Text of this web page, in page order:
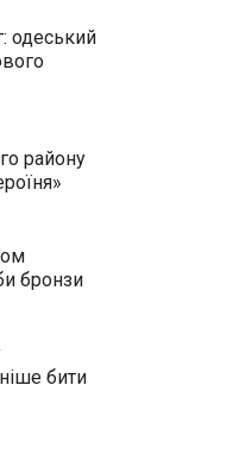
одеський
району
бронзи
бити